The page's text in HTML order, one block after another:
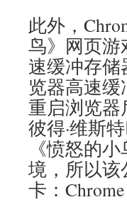
此外，
鸟》网页
速缓冲存储
览器高速
重启浏览器
彼得·维斯
《愤怒的
境，所以该
卡：Chrome